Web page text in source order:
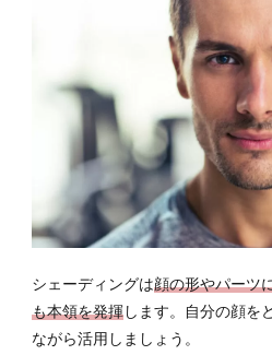
シェーディングは顔の形やパーツ
も本領を発揮します。自分の顔を
ながら活用しましょう。